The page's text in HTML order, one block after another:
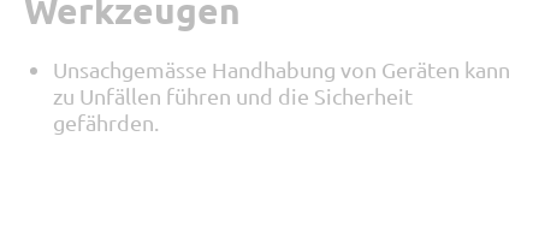
Werkzeugen
Unsachgemässe Handhabung von Geräten kann
zu Unfällen führen und die Sicherheit
gefährden.